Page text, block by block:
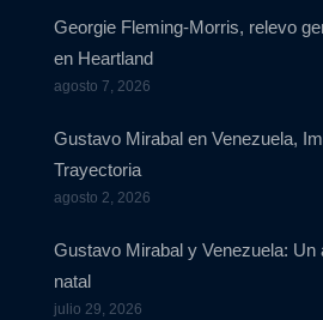
Georgie Fleming-Morris, relevo
en Heartland
agosto 7, 2026
Gustavo Mirabal en Venezuela,
Trayectoria
agosto 2, 2026
Gustavo Mirabal y Venezuela: Un
natal
julio 29, 2026